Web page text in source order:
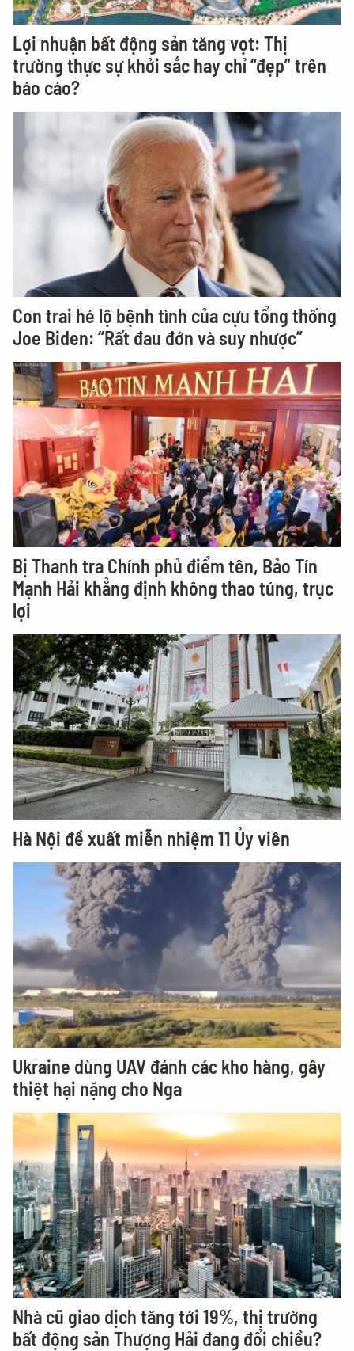
Lợi nhuận bất động sản tăng vọt: Thị
trường thực sự khởi sắc hay chỉ “đẹp” trên
báo cáo?
Con trai hé lộ bệnh tình của cựu tổng thống
Joe Biden: “Rất đau đớn và suy nhược”
Bị Thanh tra Chính phủ điểm tên, Bảo Tín
Mạnh Hải khẳng định không thao túng, trục
lợi
Hà Nội đề xuất miễn nhiệm 11 Ủy viên
Ukraine dùng UAV đánh các kho hàng, gây
thiệt hại nặng cho Nga
Nhà cũ giao dịch tăng tới 19%, thị trường
bất động sản Thượng Hải đang đổi chiều?